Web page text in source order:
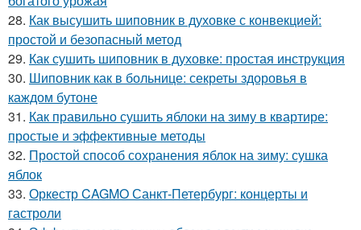
28. Как высушить шиповник в духовке с конвекцией:
простой и безопасный метод
29. Как сушить шиповник в духовке: простая инструкция
30. Шиповник как в больнице: секреты здоровья в
каждом бутоне
31. Как правильно сушить яблоки на зиму в квартире:
простые и эффективные методы
32. Простой способ сохранения яблок на зиму: сушка
яблок
33. Оркестр CAGMO Санкт-Петербург: концерты и
гастроли